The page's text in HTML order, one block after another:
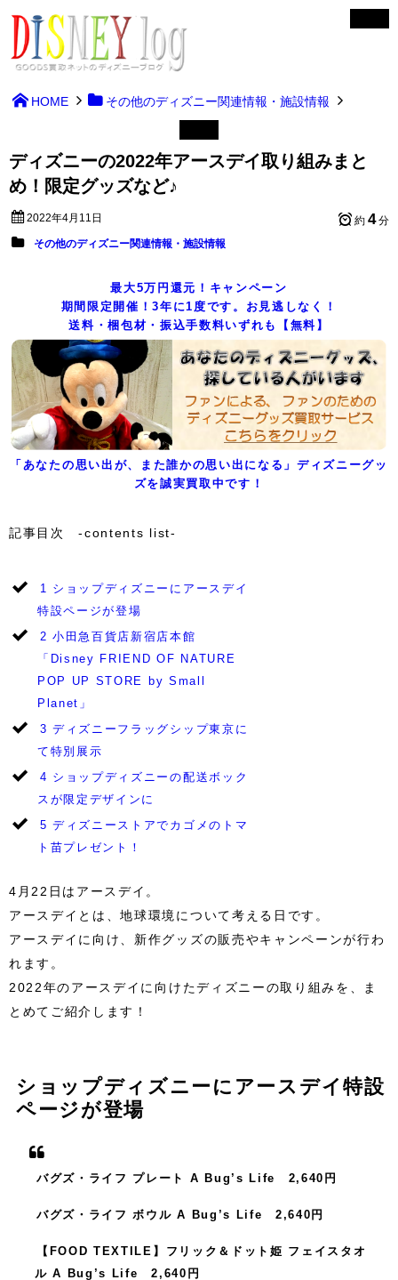
HOME その他のディズニー関連情報・施設情報
ディズニーの2022年アースデイ取り組みまと
め！限定グッズなど♪
2022年4月11日 約 4分
その他のディズニー関連情報・施設情報
最大5万円還元！キャンペーン
期間限定開催！3年に1度です。お見逃しなく！
送料・梱包材・振込手数料いずれも【無料】
「あなたの思い出が、また誰かの思い出になる」ディズニーグッ
ズを誠実買取中です！
記事目次 -contents list-
1 ショップディズニーにアースデイ
特設ページが登場
2 小田急百貨店新宿店本館
「Disney FRIEND OF NATURE
POP UP STORE by Small
Planet」
3 ディズニーフラッグシップ東京に
て特別展示
4 ショップディズニーの配送ボック
スが限定デザインに
5 ディズニーストアでカゴメのトマ
ト苗プレゼント！
4月22日はアースデイ。
アースデイとは、地球環境について考える日です。
アースデイに向け、新作グッズの販売やキャンペーンが行わ
れます。
2022年のアースデイに向けたディズニーの取り組みを、ま
とめてご紹介します！
ショップディズニーにアースデイ特設
ページが登場
バグズ・ライフ プレート A Bug’s Life 2,640円
バグズ・ライフ ボウル A Bug’s Life 2,640円
【FOOD TEXTILE】フリック＆ドット姫 フェイスタオ
ル A Bug’s Life 2,640円